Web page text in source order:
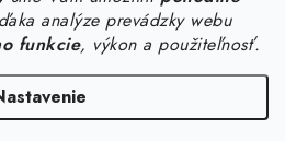
analýze prevádzky webu
funkcie, výkon a použiteľnosť.